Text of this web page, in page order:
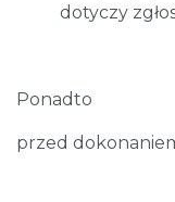
dotyczy
Ponadto
przed